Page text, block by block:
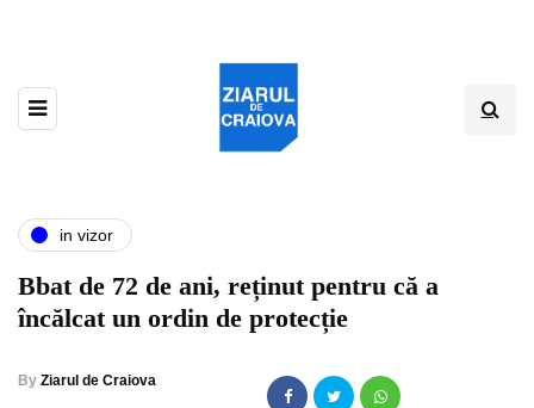
in vizor
Bbat de 72 de ani, reținut pentru că a
încălcat un ordin de protecție
By Ziarul de Craiova